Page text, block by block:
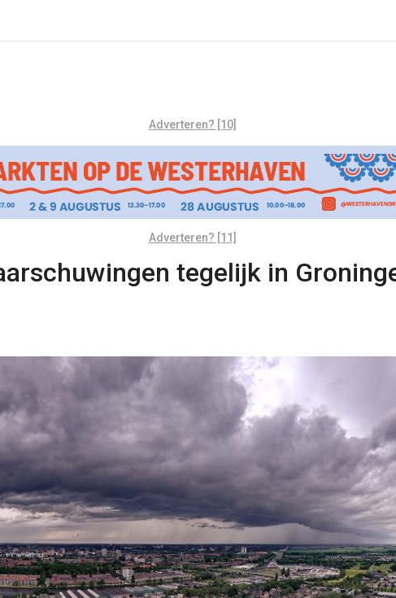
Adverteren? [10]
Adverteren? [11]
tegelijk in